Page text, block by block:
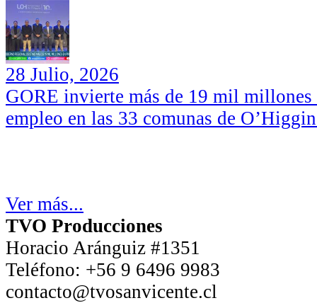
28 Julio, 2026
GORE invierte más de 19 mil millones
empleo en las 33 comunas de
Ver más...
TVO Producciones
Horacio Aránguiz #1351
Teléfono: +56 9 6496 9983
contacto@tvosanvicente.cl